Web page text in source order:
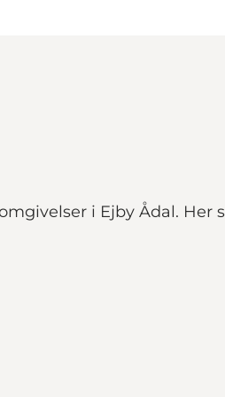
i Ejby Ådal. Her